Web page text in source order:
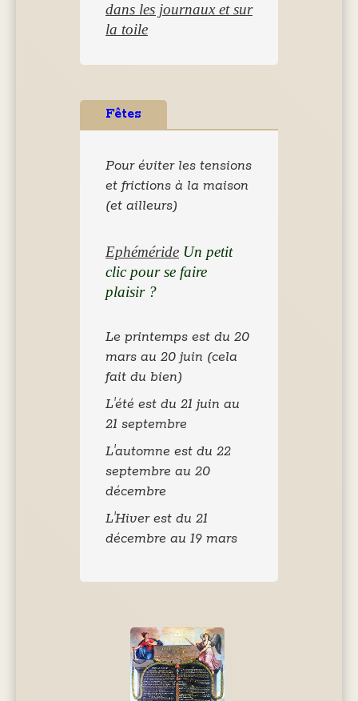
dans les journaux et sur
la toile
Fêtes
Pour éviter les tensions
et frictions à la maison
(et ailleurs)
Ephéméride Un petit
clic pour se faire
plaisir ?
Le printemps est du 20
mars au 20 juin (cela
fait du bien)
L'été est du 21 juin au
21 septembre
L'automne est du 22
septembre au 20
décembre
L'Hiver est du 21
décembre au 19 mars